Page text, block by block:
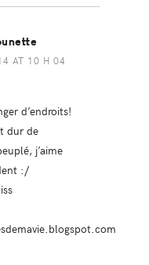
AT 10 H 04
d’endroits!
dur de
j’aime
:/